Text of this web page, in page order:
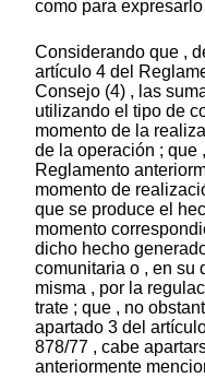
como para
Considerando que ,
artículo 4 del
Consejo (4) , las
utilizando el tipo de
momento de la
de la operación ; que
Reglamento
momento de
que se produce el
momento
dicho hecho
comunitaria o , en su
misma , por la
trate ; que , no
apartado 3 del
878/77 , cabe
anteriormente